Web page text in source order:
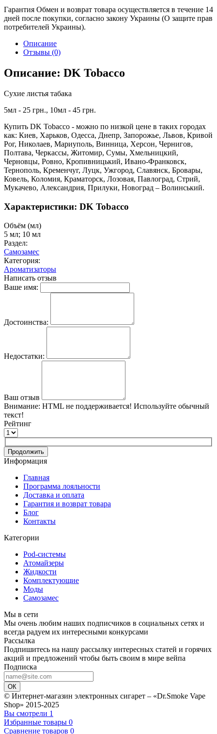
Гарантия Обмен и возврат товара осуществляется в течение 14
дней после покупки, согласно закону Украины (О защите прав
потребителей Украины).
Описание
Отзывы (0)
Описание: DK Tobacco
Сухие листья табака
5мл - 25 грн., 10мл - 45 грн.
Купить DK Tobacco - можно по низкой цене в таких городах
как: Киев, Харьков, Одесса, Днепр, Запорожье, Львов, Кривой
Рог, Николаев, Мариуполь, Винница, Херсон, Чернигов,
Полтава, Черкассы, Житомир, Сумы, Хмельницкий,
Черновцы, Ровно, Кропивницький, Ивано-Франковск,
Тернополь, Кременчуг, Луцк, Ужгород, Славянск, Бровары,
Ковель, Коломия, Краматорск, Лозовая, Павлоград, Стрий,
Мукачево, Александрия, Прилуки, Новоград – Волинський.
Характеристики: DK Tobacco
Объём (мл)
5 мл; 10 мл
Раздел:
Самозамес
Категория:
Ароматизаторы
Написать отзыв
Ваше имя:
Достоинства:
Недостатки:
Ваш отзыв
Внимание: HTML не поддерживается! Используйте обычный
текст!
Рейтинг
Продолжить
Информация
Главная
Программа лояльности
Доставка и оплата
Гарантия и возврат товара
Блог
Контакты
Категории
Pod-системы
Атомайзеры
Жидкости
Комплектующие
Моды
Самозамес
Мы в сети
Мы очень любим наших подписчиков в социальных сетях и
всегда радуем их интересными конкурсами
Рассылка
Подпишитесь на нашу рассылку интересных статей и горячих
акций и предложений чтобы быть своим в мире вейпа
Подписка
ОК
© Интернет-магазин электронных сигарет – «Dr.Smoke Vape
Shop» 2015-2025
Вы смотрели 1
Избранные товары 0
Сравнение товаров 0